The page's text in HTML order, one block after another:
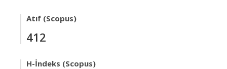
Atıf (Scopus)
412
H-İndeks (Scopus)